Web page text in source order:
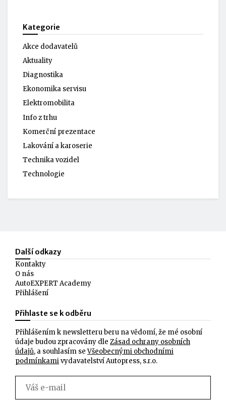
Kategorie
Akce dodavatelů
Aktuality
Diagnostika
Ekonomika servisu
Elektromobilita
Info z trhu
Komerční prezentace
Lakování a karoserie
Technika vozidel
Technologie
Další odkazy
Kontakty
O nás
AutoEXPERT Academy
Přihlášení
Přihlaste se k odběru
Přihlášením k newsletteru beru na vědomí, že mé osobní
údaje budou zpracovány dle Zásad ochrany osobních
údajů, a souhlasím seVšeobecnými obchodními
podmínkamivydavatelství Autopress, s.r.o.